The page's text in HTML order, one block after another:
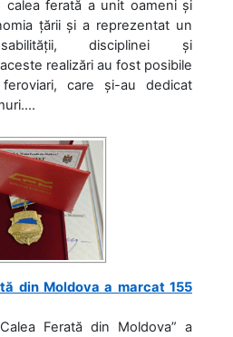
ferată a unit oameni și
țării și a reprezentat un
disciplinei și
realizări au fost posibile
care și-au dedicat
din Moldova a marcat 155
Ferată din Moldova” a